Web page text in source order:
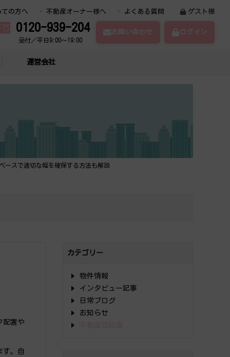
ての方へ 不動産オーナー様へ よくある質問 ゲスト様
0120-939-204
受付／平日9:00～19:00
お問い合わせ ログイン
運営会社
スで適切な幅を確保する方法も解説
配置や
す。自
カテゴリー
物件情報
インタビュー記事
日常ブログ
お知らせ